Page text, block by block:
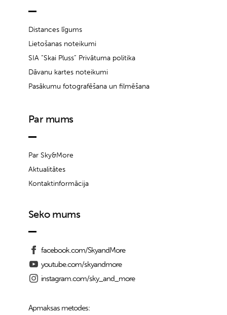
Distances līgums
Lietošanas noteikumi
SIA “Skai Pluss” Privātuma politika
Dāvanu kartes noteikumi
Pasākumu fotografēšana un filmēšana
Par mums
Par Sky&More
Aktualitātes
Kontaktinformācija
Seko mums
facebook.com/SkyandMore
youtube.com/skyandmore
instagram.com/sky_and_more
Apmaksas metodes: